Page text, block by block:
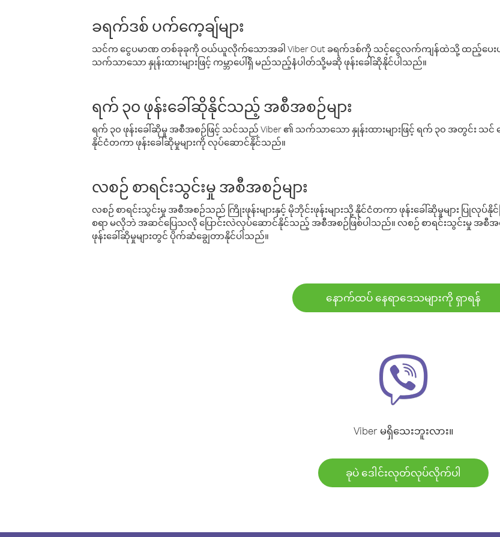
ခရက်ဒစ် ပက်ကေ့ချ်များ
သင်က ငွေပမာဏ တစ်ခုခုကို ဝယ်ယူလိုက်သောအခါ Viber Out ခရက်ဒစ်ကို သင့်ငွေလက်ကျန်ထဲသို့ ထည့်ပေး
သက်သာသော နှုန်းထားများဖြင့် ကမ္ဘာပေါ်ရှိ မည်သည့်နံပါတ်သို့မဆို ဖုန်းခေါ်ဆိုနိုင်ပါသည်။
ရက် ၃၀ ဖုန်းခေါ်ဆိုနိုင်သည့် အစီအစဉ်များ
ရက် ၃၀ ဖုန်းခေါ်ဆိုမှု အစီအစဉ်ဖြင့် သင်သည် Viber ၏ သက်သာသော နှုန်းထားများဖြင့် ရက် ၃၀ အတွင်း
နိုင်ငံတကာ ဖုန်းခေါ်ဆိုမှုများကို လုပ်ဆောင်နိုင်သည်။
လစဉ် စာရင်းသွင်းမှု အစီအစဉ်များ
လစဉ် စာရင်းသွင်းမှု အစီအစဉ်သည် ကြိုးဖုန်းများနှင့် မိုဘိုင်းဖုန်းများသို့ နိုင်ငံတကာ ဖုန်းခေါ်ဆိုမှုများ ပ
စရာ မလိုဘဲ အဆင်ပြေသလို ပြောင်းလဲလုပ်ဆောင်နိုင်သည့် အစီအစဉ်ဖြစ်ပါသည်။ လစဉ် စာရင်းသွင်းမှု အစီအ
ဖုန်းခေါ်ဆိုမှုများတွင် ပိုက်ဆံချွေတာနိုင်ပါသည်။
နောက်ထပ် နေရာဒေသများကို ရှာရန်
Viber မရှိသေးဘူးလား။
ခုပဲ ဒေါင်းလုတ်လုပ်လိုက်ပါ